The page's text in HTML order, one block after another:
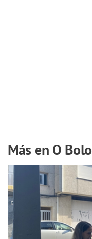
Más en O Bolo